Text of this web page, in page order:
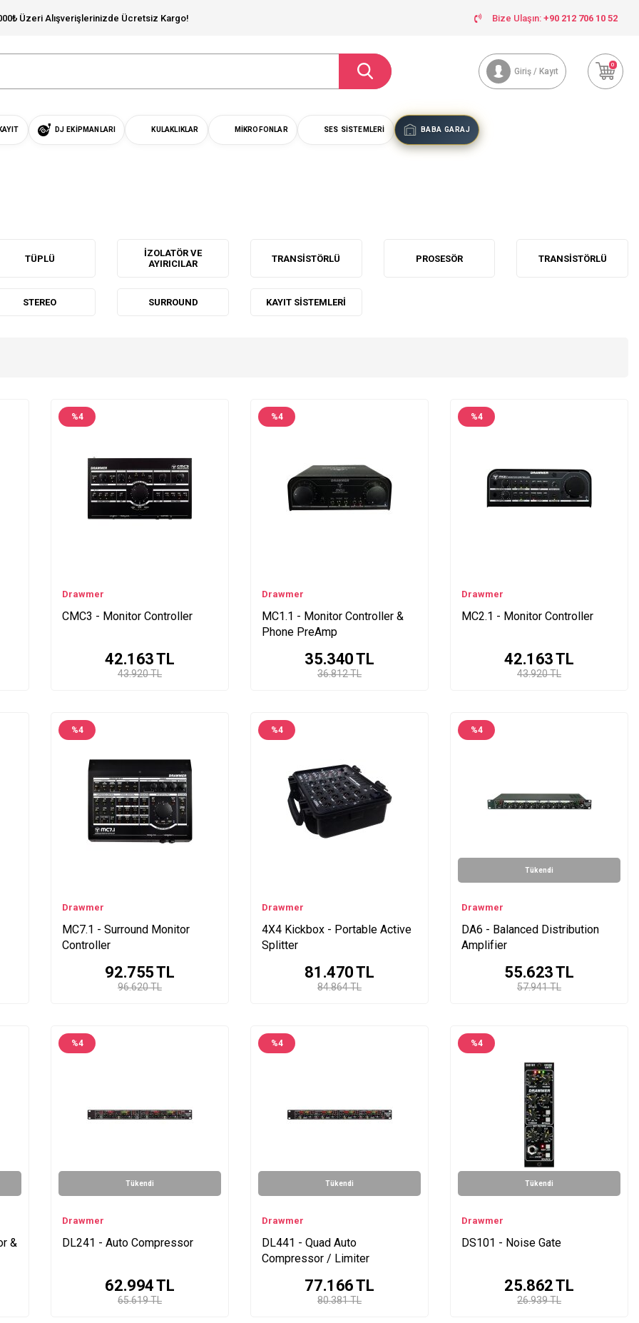
Üzeri Alışverişlerinizde Ücretsiz Kargo! Bize Ulaşın: +90 212 706 10 52
Giriş / Kayıt
0
DJ EKIPMANLARI KULAKLIKLAR MIKROFONLAR SES SISTEMLERI BABA GARAJ
TÜPLÜ
İZOLATÖR VE
AYIRICILAR
TRANSISTÖRLÜ PROSESÖR TRANSISTÖRLÜ
STEREO SURROUND KAYIT SISTEMLERI
%4
Drawmer
CMC3 - Monitor Controller
43.920 TL
42.163TL
%4
Drawmer
MC1.1 - Monitor Controller &
Phone PreAmp
36.812 TL
35.340TL
%4
Drawmer
MC2.1 - Monitor Controller
43.920 TL
42.163TL
%4
Drawmer
MC7.1 - Surround Monitor
Controller
96.620 TL
92.755TL
%4
Drawmer
4X4 Kickbox - Portable Active
Splitter
84.864 TL
81.470TL
%4
Tükendi
Drawmer
DA6 - Balanced Distribution
Amplifier
57.941 TL
55.623TL
&
%4
Tükendi
Drawmer
DL241 - Auto Compressor
65.619 TL
62.994TL
%4
Tükendi
Drawmer
DL441 - Quad Auto
Compressor / Limiter
80.381 TL
77.166TL
%4
Tükendi
Drawmer
DS101 - Noise Gate
26.939 TL
25.862TL